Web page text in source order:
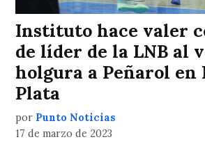
Instituto hace valer
de líder de la LNB al
holgura a Peñarol en
Plata
por Punto Noticias
17 de marzo de 2023